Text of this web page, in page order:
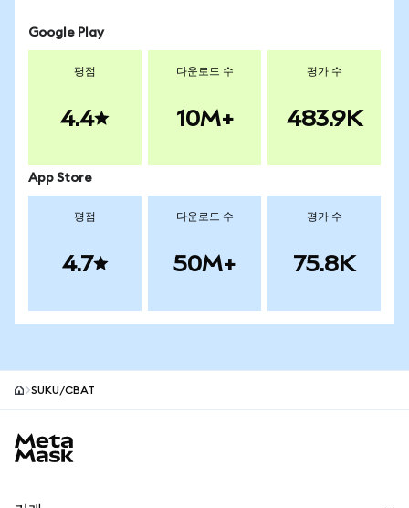
Google Play
평점
4.4
다운로드 수
10M+
평가 수
483.9K
App Store
평점
4.7
다운로드 수
50M+
평가 수
75.8K
SUKU/CBAT